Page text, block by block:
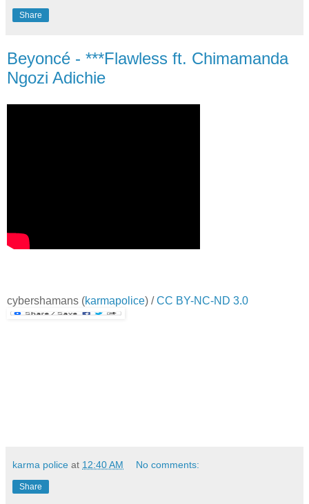
Share
Beyoncé - ***Flawless ft. Chimamanda
Ngozi Adichie
cybershamans (karmapolice) /CC BY-NC-ND 3.0
karma police at 12:40 AM No comments:
Share